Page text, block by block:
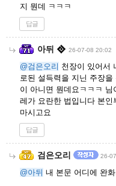
지 뭔데 ㅋㅋㅋ
답글
아뒤 26-07-08 20:02
@검은오리 천장이 있어서
로된 설득력을 지닌 주장
이 아니면 뭔데요ㅋㅋㅋ
레가 요란한 법입니다 본인
마시고요
답글
검은오리 26-
@아뒤 내 본문 어디에 완